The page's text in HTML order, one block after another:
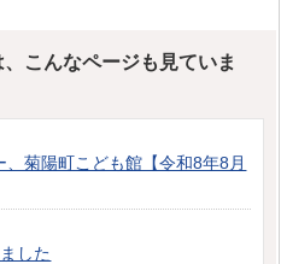
こんなページも見ていま
菊陽町こども館【令和8年8月
した